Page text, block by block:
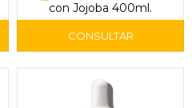
con Jojoba 400ml.